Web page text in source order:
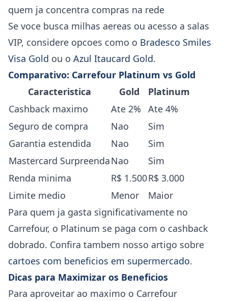
quem ja concentra compras na rede
Se voce busca milhas aereas ou acesso a salas
VIP, considere opcoes como o Bradesco Smiles
Visa Gold ou o Azul Itaucard Gold.
Comparativo: Carrefour Platinum vs Gold
Caracteristica
Gold
Platinum
Cashback maximo
Ate 2%
Ate 4%
Seguro de compra
Nao
Sim
Garantia estendida
Nao
Sim
Mastercard SurpreendaNao
Sim
Renda minima
R$ 1.500R$ 3.000
Limite medio
Menor
Maior
Para quem ja gasta significativamente no
Carrefour, o Platinum se paga com o cashback
dobrado. Confira tambem nosso artigo sobre
cartoes com beneficios em supermercado.
Dicas para Maximizar os Beneficios
Para aproveitar ao maximo o Carrefour